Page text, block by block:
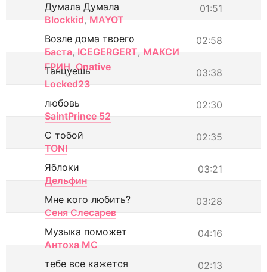
01:51
Думала Думала
Blockkid, MAYOT
02:58
Возле дома твоего
Баста, ICEGERGERT, МАКСИ
ГРИН, Onative 03:38
Танцуешь
Locked23
02:30
любовь
SaintPrince 52
02:35
С тобой
TONI
03:21
Яблоки
Дельфин
03:28
Мне кого любить?
Сеня Слесарев
04:16
Музыка поможет
Антоха МС
02:13
тебе все кажется